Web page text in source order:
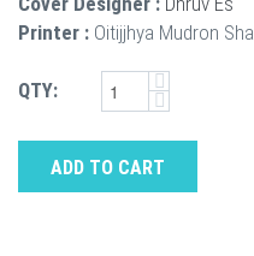
Printer : Oitijjhya Mudron
QTY:
ADD TO CART